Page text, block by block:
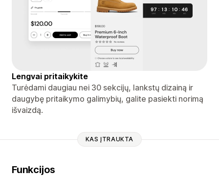
Lengvai pritaikykite
Turėdami daugiau nei 30 sekcijų, lankstų dizainą ir
daugybę pritaikymo galimybių, galite pasiekti norimą
išvaizdą.
KAS ĮTRAUKTA
Funkcijos